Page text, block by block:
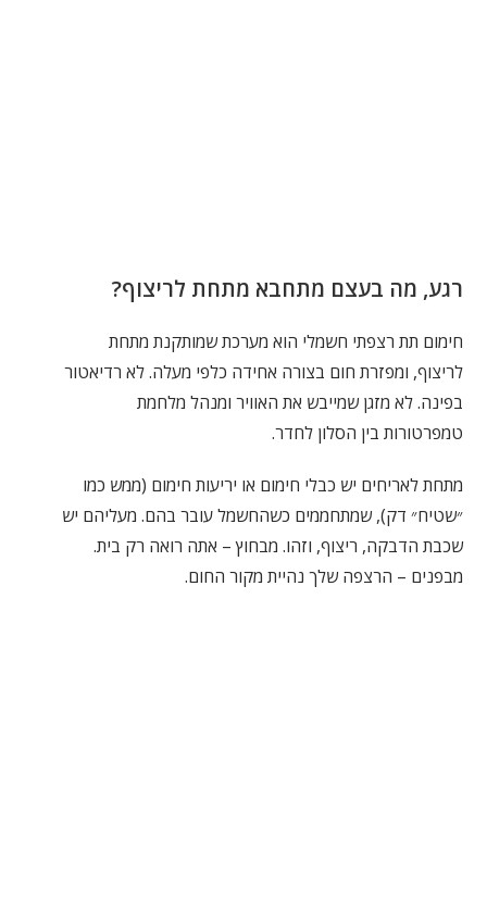
רגע, מה בעצם מתחבא מתחת לריצוף?
חימום תת רצפתי חשמלי הוא מערכת שמותקנת מתחת
לריצוף, ומפזרת חום בצורה אחידה כלפי מעלה. לא רדיאטור
בפינה. לא מזגן שמייבש את האוויר ומנהל מלחמת
טמפרטורות בין הסלון לחדר.
מתחת לאריחים יש כבלי חימום או יריעות חימום (ממש כמו
״שטיח״ דק), שמתחממים כשהחשמל עובר בהם. מעליהם יש
שכבת הדבקה, ריצוף, וזהו. מבחוץ – אתה רואה רק בית.
מבפנים – הרצפה שלך נהיית מקור החום.